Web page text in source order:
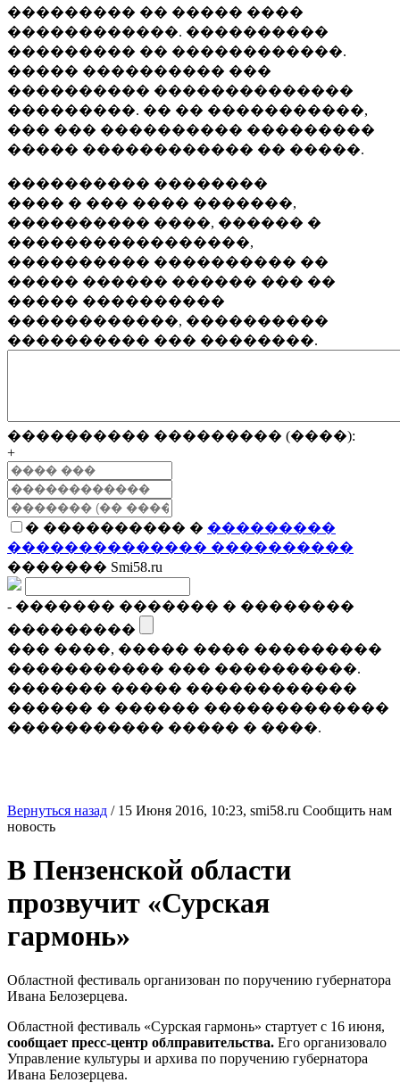
��������� �� ����� ����
������������. ����������
��������� �� ������������.
����� ���������� ���
���������� ��������������
���������. �� �� �����������,
��� ��� ���������� ���������
����� ������������ �� �����.
���������� ��������
���� � ��� ���� �������,
���������� ����, ������ �
�����������������,
���������� ���������� ��
����� ������ ������ ��� ��
����� ����������
������������, ����������
���������� ��� ��������.
���������� ��������� (����):
+
� ���������� � ���������
�������������� ����������
������� Smi58.ru
- ������� ������� � ��������
���������
��� ����, ����� ���� ���������
����������� ��� ����������.
������� ����� ������������
������ � ������ �������������
����������� ����� � ����.
Вернуться назад / 15 Июня 2016, 10:23, smi58.ru Сообщить нам
новость
В Пензенской области
прозвучит «Сурская
гармонь»
Областной фестиваль организован по поручению губернатора
Ивана Белозерцева.
Областной фестиваль «Сурская гармонь» стартует с 16 июня,
сообщает пресс-центр облправительства. Его организовало
Управление культуры и архива по поручению губернатора
Ивана Белозерцева.